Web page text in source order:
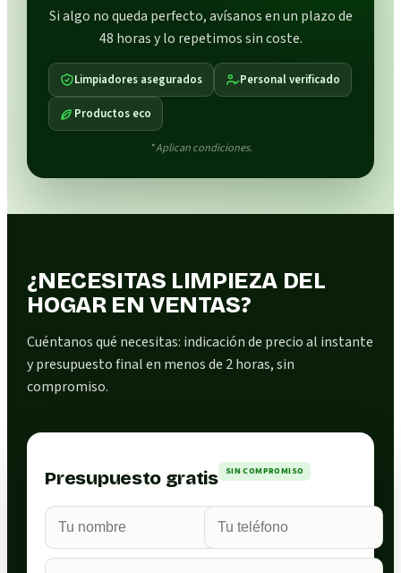
Si algo no queda perfecto, avísanos en un plazo de
48 horas y lo repetimos sin coste.
Limpiadores asegurados Personal verificado
Productos eco
* Aplican condiciones.
¿NECESITAS LIMPIEZA DEL
HOGAR EN VENTAS?
Cuéntanos qué necesitas: indicación de precio al instante
y presupuesto final en menos de 2 horas, sin
compromiso.
Presupuesto gratis SIN COMPROMISO